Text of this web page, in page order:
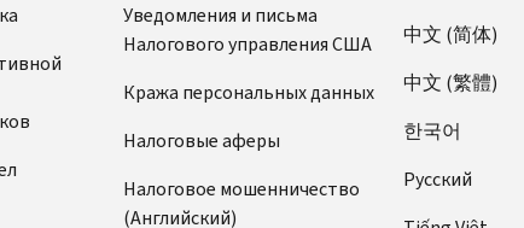
Уведомления и письма
Налогового управления США
Кража персональных данных
Налоговые аферы
Налоговое мошенничество
(Английский)
中文 (简体)
中文 (繁體)
한국어
Pусский